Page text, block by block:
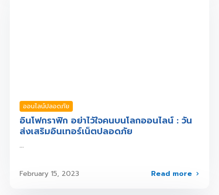
ออนไลน์ปลอดภัย
อินโฟกราฟิก อย่าไว้ใจคนบนโลกออนไลน์ : วัน
ส่งเสริมอินเทอร์เน็ตปลอดภัย
...
February 15, 2023 Read more